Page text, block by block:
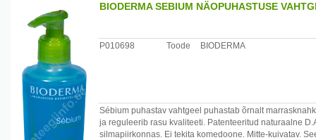
BIODERMA SEBIUM NÄOPUHASTUSE
P010698 Toode BIODERMA
Sébium puhastav vahtgeel puhastab õrnalt
ja reguleerib rasu kvaliteeti. Patenteeritud naturaalne
silmapiirkonnas. Ei tekita komedoone. Mitte-kuivatav.